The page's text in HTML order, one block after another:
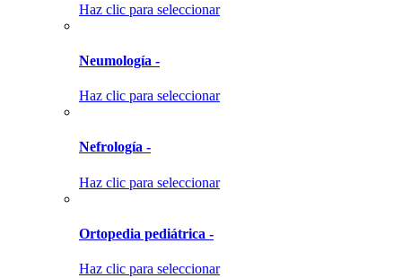
Haz clic para seleccionar
Neumología -
Haz clic para seleccionar
Nefrología -
Haz clic para seleccionar
Ortopedia pediátrica -
Haz clic para seleccionar